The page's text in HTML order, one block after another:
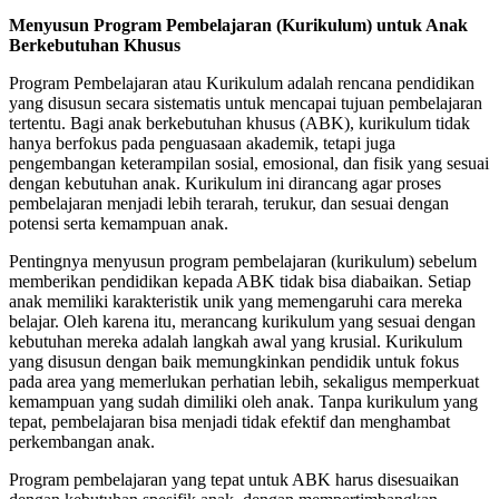
Menyusun Program Pembelajaran (Kurikulum) untuk Anak
Berkebutuhan Khusus
Program Pembelajaran atau Kurikulum adalah rencana pendidikan
yang disusun secara sistematis untuk mencapai tujuan pembelajaran
tertentu. Bagi anak berkebutuhan khusus (ABK), kurikulum tidak
hanya berfokus pada penguasaan akademik, tetapi juga
pengembangan keterampilan sosial, emosional, dan fisik yang sesuai
dengan kebutuhan anak. Kurikulum ini dirancang agar proses
pembelajaran menjadi lebih terarah, terukur, dan sesuai dengan
potensi serta kemampuan anak.
Pentingnya menyusun program pembelajaran (kurikulum) sebelum
memberikan pendidikan kepada ABK tidak bisa diabaikan. Setiap
anak memiliki karakteristik unik yang memengaruhi cara mereka
belajar. Oleh karena itu, merancang kurikulum yang sesuai dengan
kebutuhan mereka adalah langkah awal yang krusial. Kurikulum
yang disusun dengan baik memungkinkan pendidik untuk fokus
pada area yang memerlukan perhatian lebih, sekaligus memperkuat
kemampuan yang sudah dimiliki oleh anak. Tanpa kurikulum yang
tepat, pembelajaran bisa menjadi tidak efektif dan menghambat
perkembangan anak.
Program pembelajaran yang tepat untuk ABK harus disesuaikan